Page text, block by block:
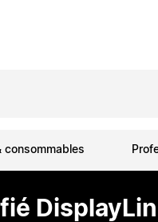
consommables